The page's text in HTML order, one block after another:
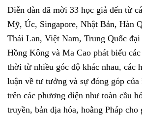
Diễn đàn đã mời 33 học giả đến từ
Mỹ, Úc, Singapore, Nhật Bản, Hàn
Thái Lan, Việt Nam, Trung Quốc
Hồng Kông và Ma Cao phát biểu
thời từ nhiều góc độ khác nhau, các
luận về tư tưởng và sự đóng góp
trên các phương diện như toàn cầu
truyền, bản địa hóa, hoằng Pháp